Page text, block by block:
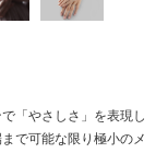
「やさしさ」を表現し
で可能な限り極小のメ